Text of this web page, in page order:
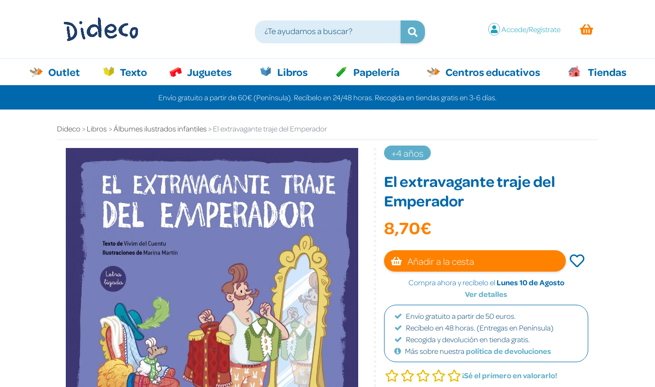
Accede/Regístrate
Outlet Texto Juguetes Libros Papelería Centros educativos Tiendas
Envío gratuito a partir de 60€ (Península). Recíbelo en 24/48 horas. Recogida en tiendas gratis en 3-6 días.
Dideco Libros Álbumes ilustrados infantiles El extravagante traje del Emperador
+4 años
El extravagante traje del
Emperador
8,70€
Añadir a la cesta
Compra ahora y recíbelo el Lunes 10 de Agosto
Ver detalles
Envío gratuito a partir de 50 euros.
Recíbelo en 48 horas. (Entregas en Península)
Recogida y devolución en tienda gratis.
Más sobre nuestra política de devoluciones
¡Sé el primero en valorarlo!